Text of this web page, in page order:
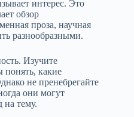
интерес. Это
обзор
проза, научная
разнообразными.
Изучите
понять, какие
не пренебрегайте
они могут
на тему.